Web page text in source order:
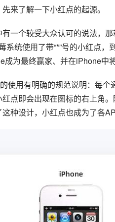
来了解一下小红点的起源。
一个较受大众认可的说法，
系统使用了带“*”号的小红点
成为最终赢家、并在iPhone中
使用有明确的规范说明：每
点即会出现在图标的右上角
种设计，小红点也成为了各